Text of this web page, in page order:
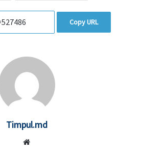
Copy URL
Timpul.md